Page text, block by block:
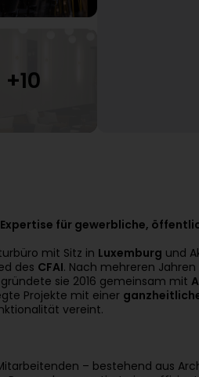
Expertise für gewerbliche,
mit Sitz in Luxemburg und
des CFAI. Nach mehreren
sie 2016 gemeinsam mit
Projekte mit einer
vereint.
– bestehend aus